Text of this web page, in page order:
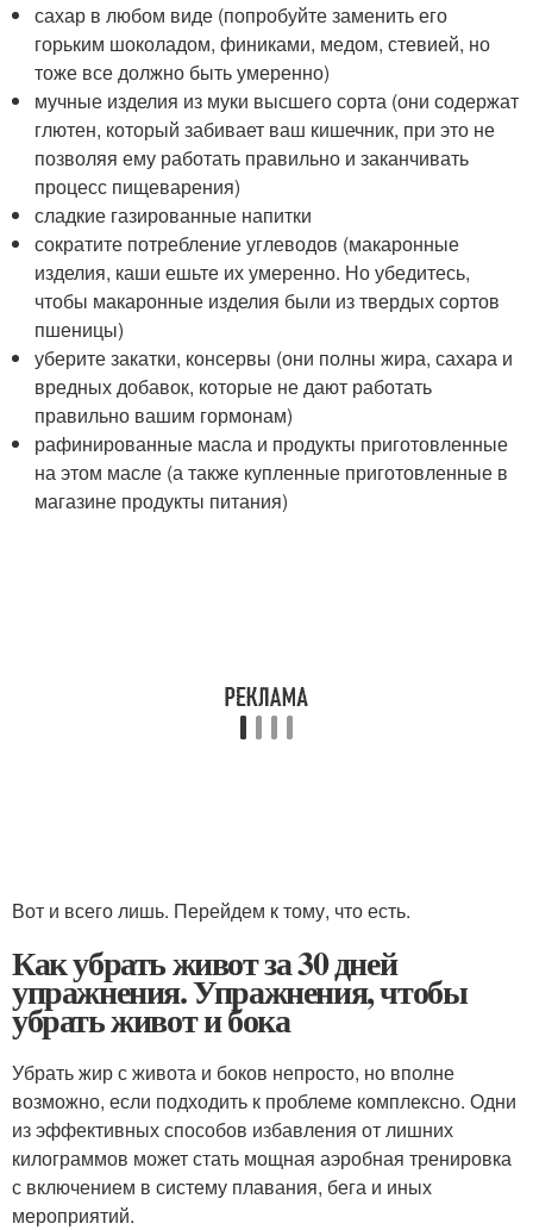
сахар в любом виде (попробуйте заменить его
горьким шоколадом, финиками, медом, стевией, но
тоже все должно быть умеренно)
мучные изделия из муки высшего сорта (они содержат
глютен, который забивает ваш кишечник, при это не
позволяя ему работать правильно и заканчивать
процесс пищеварения)
сладкие газированные напитки
сократите потребление углеводов (макаронные
изделия, каши ешьте их умеренно. Но убедитесь,
чтобы макаронные изделия были из твердых сортов
пшеницы)
уберите закатки, консервы (они полны жира, сахара и
вредных добавок, которые не дают работать
правильно вашим гормонам)
рафинированные масла и продукты приготовленные
на этом масле (а также купленные приготовленные в
магазине продукты питания)
Вот и всего лишь. Перейдем к тому, что есть.
Как убрать живот за 30 дней
упражнения. Упражнения, чтобы
убрать живот и бока
Убрать жир с живота и боков непросто, но вполне
возможно, если подходить к проблеме комплексно. Одни
из эффективных способов избавления от лишних
килограммов может стать мощная аэробная тренировка
с включением в систему плавания, бега и иных
мероприятий.